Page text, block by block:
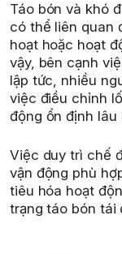
Táo bón và khó
có thể liên quan
hoạt hoặc hoạt
vậy, bên cạnh
lập tức, nhiều
việc điều chỉnh
động ổn định lâu
Việc duy trì chế
vận động phù
tiêu hóa hoạt
trạng táo bón tái